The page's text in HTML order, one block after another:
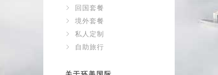
回国套餐
境外套餐
私人定制
自助旅行